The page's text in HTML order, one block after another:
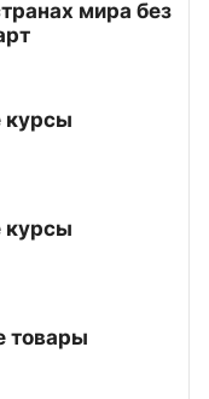
мира без
курсы
курсы
товары